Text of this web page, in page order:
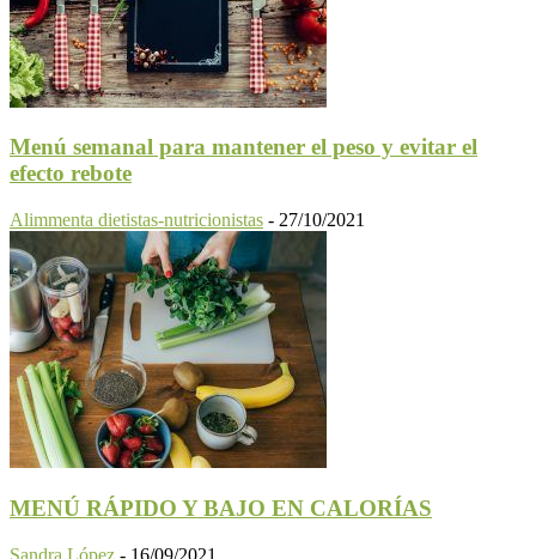
Menú semanal para mantener el peso y evitar el
efecto rebote
Alimmenta dietistas-nutricionistas - 27/10/2021
MENÚ RÁPIDO Y BAJO EN CALORÍAS
Sandra López - 16/09/2021